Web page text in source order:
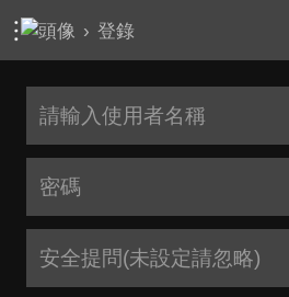
› 登錄
安全提問(未設定請忽略)